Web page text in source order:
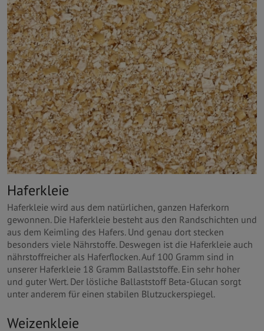
Haferkleie
Haferkleie wird aus dem natürlichen, ganzen Haferkorn
gewonnen. Die Haferkleie besteht aus den Randschichten und
aus dem Keimling des Hafers. Und genau dort stecken
besonders viele Nährstoffe. Deswegen ist die Haferkleie auch
nährstoffreicher als Haferflocken. Auf 100 Gramm sind in
unserer Haferkleie 18 Gramm Ballaststoffe. Ein sehr hoher
und guter Wert. Der lösliche Ballaststoff Beta-Glucan sorgt
unter anderem für einen stabilen Blutzuckerspiegel.
Weizenkleie